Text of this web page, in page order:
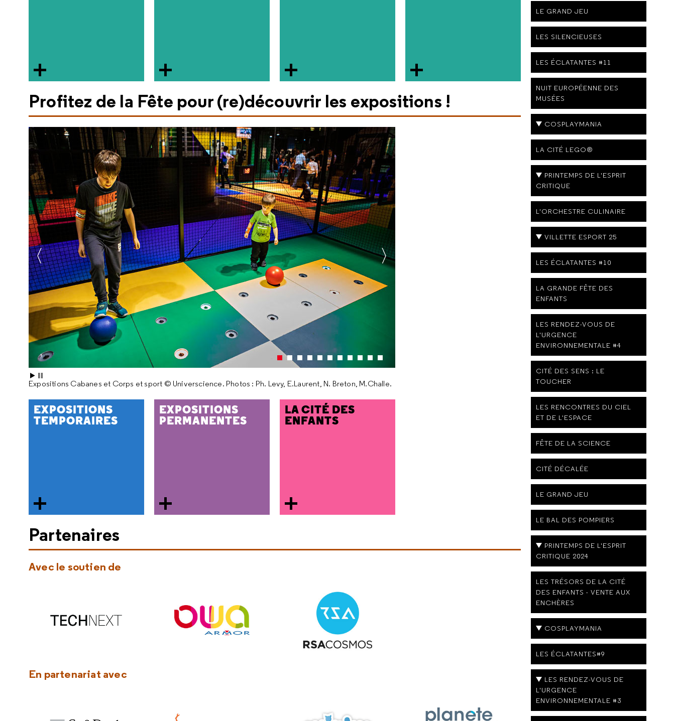
Profitez de la Fête pour (re)découvrir les expositions !
Expositions Cabanes et Corps et sport © Universcience. Photos : Ph. Levy, E.Laurent, N. Breton, M.Challe.
EXPOSITIONS
TEMPORAIRES
EXPOSITIONS
PERMANENTES
LA CITÉ DES
ENFANTS
Partenaires
Avec le soutien de
En partenariat avec
LE GRAND JEU
LES SILENCIEUSES
LES ÉCLATANTES #11
NUIT EUROPÉENNE DES
MUSÉES
COSPLAYMANIA
LA CITÉ LEGO®
PRINTEMPS DE L'ESPRIT
CRITIQUE
L'ORCHESTRE CULINAIRE
VILLETTE ESPORT 25
LES ÉCLATANTES #10
LA GRANDE FÊTE DES
ENFANTS
LES RENDEZ-VOUS DE
L'URGENCE
ENVIRONNEMENTALE #4
CITÉ DES SENS : LE
TOUCHER
LES RENCONTRES DU CIEL
ET DE L'ESPACE
FÊTE DE LA SCIENCE
CITÉ DÉCALÉE
LE GRAND JEU
LE BAL DES POMPIERS
PRINTEMPS DE L'ESPRIT
CRITIQUE 2024
LES TRÉSORS DE LA CITÉ
DES ENFANTS - VENTE AUX
ENCHÈRES
COSPLAYMANIA
LES ÉCLATANTES#9
LES RENDEZ-VOUS DE
L'URGENCE
ENVIRONNEMENTALE #3